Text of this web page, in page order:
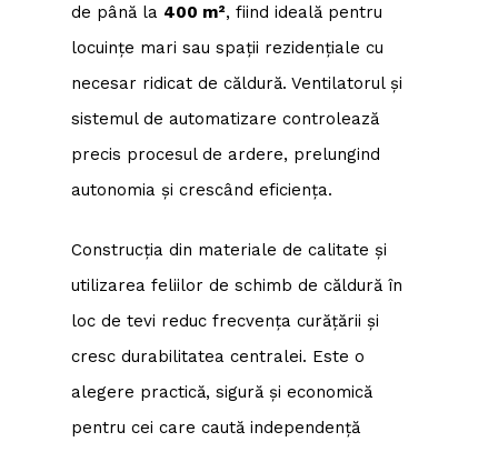
de până la 400 m², fiind ideală pentru
locuințe mari sau spații rezidențiale cu
necesar ridicat de căldură. Ventilatorul și
sistemul de automatizare controlează
precis procesul de ardere, prelungind
autonomia și crescând eficiența.
Construcția din materiale de calitate și
utilizarea feliilor de schimb de căldură în
loc de tevi reduc frecvența curățării și
cresc durabilitatea centralei. Este o
alegere practică, sigură și economică
pentru cei care caută independență